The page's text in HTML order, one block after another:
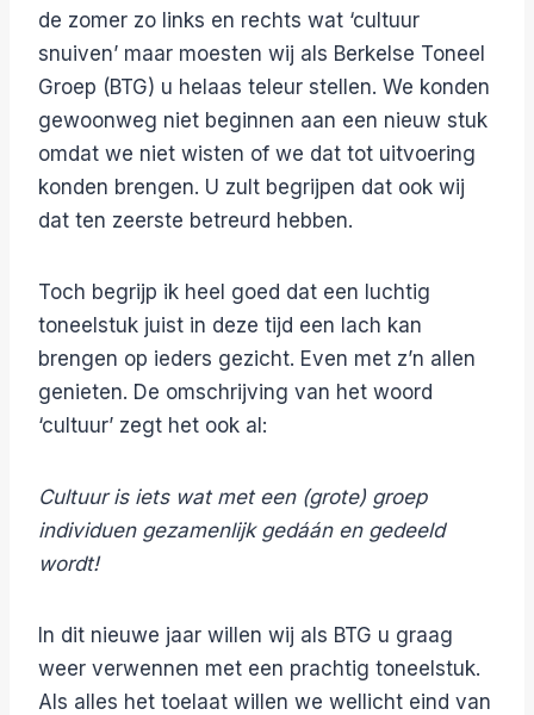
de zomer zo links en rechts wat ‘cultuur
snuiven’ maar moesten wij als Berkelse Toneel
Groep (BTG) u helaas teleur stellen. We konden
gewoonweg niet beginnen aan een nieuw stuk
omdat we niet wisten of we dat tot uitvoering
konden brengen. U zult begrijpen dat ook wij
dat ten zeerste betreurd hebben.
Toch begrijp ik heel goed dat een luchtig
toneelstuk juist in deze tijd een lach kan
brengen op ieders gezicht. Even met z’n allen
genieten. De omschrijving van het woord
‘cultuur’ zegt het ook al:
Cultuur is iets wat met een (grote) groep
individuen gezamenlijk gedáán en gedeeld
wordt!
In dit nieuwe jaar willen wij als BTG u graag
weer verwennen met een prachtig toneelstuk.
Als alles het toelaat willen we wellicht eind van